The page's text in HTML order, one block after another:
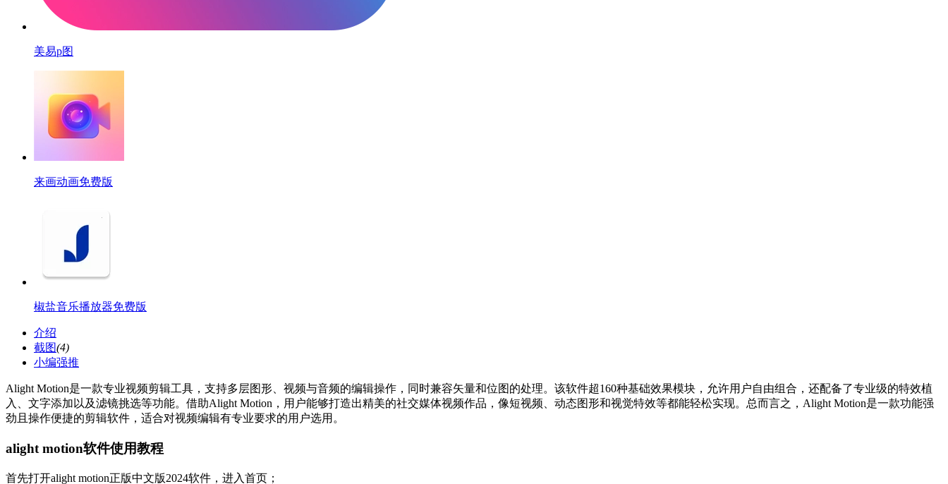
美易p图
来画动画免费版
椒盐音乐播放器免费版
介绍
截图(4)
小编强推
Alight Motion是一款专业视频剪辑工具，支持多层图形、视频与音频的编辑操作，同时兼容矢量和位图的处理。该软件超160种基础效果模块，允许用户自由组合，还配备了专业级的特效植
入、文字添加以及滤镜挑选等功能。借助Alight Motion，用户能够打造出精美的社交媒体视频作品，像短视频、动态图形和视觉特效等都能轻松实现。总而言之，Alight Motion是一款功能强
劲且操作便捷的剪辑软件，适合对视频编辑有专业要求的用户选用。
alight motion软件使用教程
首先打开alight motion正版中文版2024软件，进入首页；